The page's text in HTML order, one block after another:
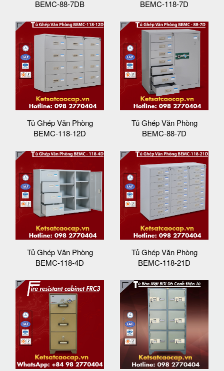
BEMC-88-7DB
BEMC-118-7D
Tủ Ghép Văn Phòng
BEMC-118-12D
Tủ Ghép Văn Phòng
BEMC-88-7D
Tủ Ghép Văn Phòng
BEMC-118-4D
Tủ Ghép Văn Phòng
BEMC-118-21D